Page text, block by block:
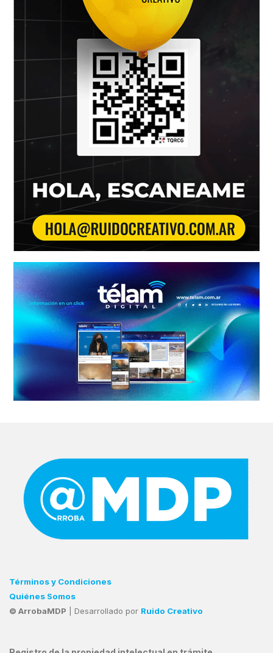
Términos y Condiciones
Quiénes Somos
© ArrobaMDP | Desarrollado por Ruido Creativo